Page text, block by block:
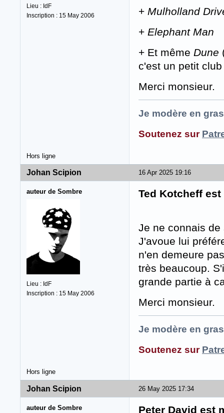
Lieu : IdF
Inscription : 15 May 2006
+ Mulholland
+ Elephant Man
+ Et même Dune
c'est un petit
Merci monsieur.
Je modère en
Soutenez sur
Hors ligne
16 Apr 2025 19:16
Johan Scipion
auteur de Sombre
Lieu : IdF
Inscription : 15 May 2006
Ted Kotcheff est
Je ne connais
J'avoue lui
n'en demeure
très beaucoup.
grande partie à
Merci monsieur.
Je modère en
Soutenez sur
Hors ligne
26 May 2025 17:34
Johan Scipion
auteur de Sombre Peter David est